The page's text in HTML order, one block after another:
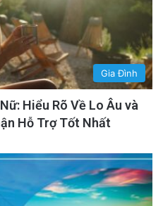
Gia Đình
Hiểu Rõ Về Lo Âu và
Hỗ Trợ Tốt Nhất